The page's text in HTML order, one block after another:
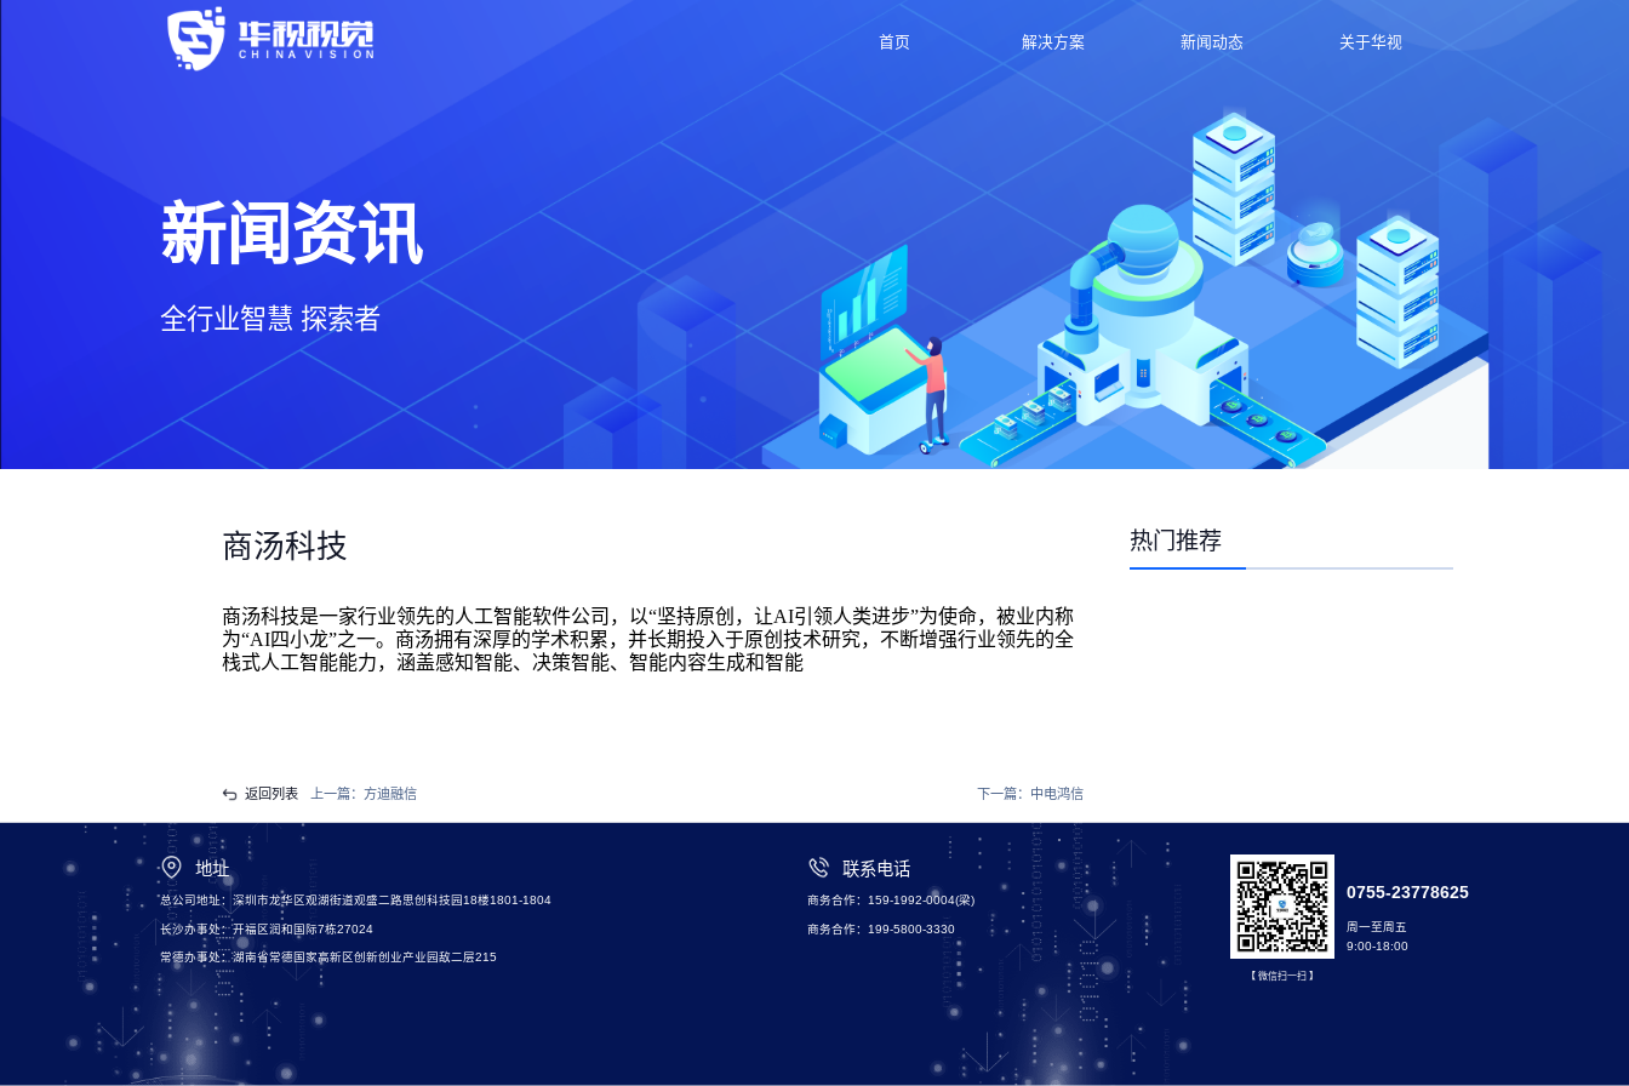
首页 解决方案 新闻动态 关于华视
新闻资讯
全行业智慧 探索者
商汤科技
商汤科技是一家行业领先的人工智能软件公司，以“坚持原创，让AI引领人类进步”为使命，被业内称
为“AI四小龙”之一。商汤拥有深厚的学术积累，并长期投入于原创技术研究，不断增强行业领先的全
栈式人工智能能力，涵盖感知智能、决策智能、智能内容生成和智能
返回列表 上一篇： 方迪融信 下一篇： 中电鸿信
热门推荐
地址
总公司地址：深圳市龙华区观湖街道观盛二路思创科技园18楼1801-1804
长沙办事处：开福区润和国际7栋27024
常德办事处：湖南省常德国家高新区创新创业产业园敌二层215
联系电话
商务合作：159-1992-0004(梁)
商务合作：199-5800-3330
【 微信扫一扫 】
0755-23778625
周一至周五
9:00-18:00